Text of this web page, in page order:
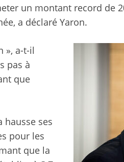
un montant record de
a déclaré Yaron.
», a-t-il
pas à
que
hausse ses
pour les
que la